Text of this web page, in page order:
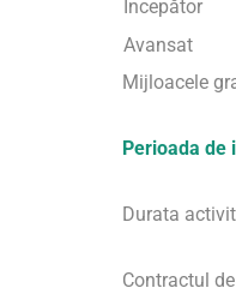
Începător
Avansat
Mijloacele
Perioada de
Durata
Contractul